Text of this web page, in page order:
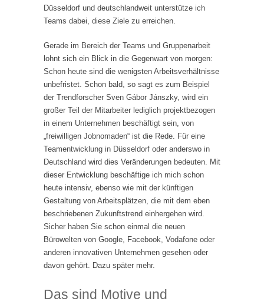
Düsseldorf und deutschlandweit unterstütze ich
Teams dabei, diese Ziele zu erreichen.
Gerade im Bereich der Teams und Gruppenarbeit
lohnt sich ein Blick in die Gegenwart von morgen:
Schon heute sind die wenigsten Arbeitsverhältnisse
unbefristet. Schon bald, so sagt es zum Beispiel
der Trendforscher Sven Gábor Jánszky, wird ein
großer Teil der Mitarbeiter lediglich projektbezogen
in einem Unternehmen beschäftigt sein, von
„freiwilligen Jobnomaden“ ist die Rede. Für eine
Teamentwicklung in Düsseldorf oder anderswo in
Deutschland wird dies Veränderungen bedeuten. Mit
dieser Entwicklung beschäftige ich mich schon
heute intensiv, ebenso wie mit der künftigen
Gestaltung von Arbeitsplätzen, die mit dem eben
beschriebenen Zukunftstrend einhergehen wird.
Sicher haben Sie schon einmal die neuen
Bürowelten von Google, Facebook, Vodafone oder
anderen innovativen Unternehmen gesehen oder
davon gehört. Dazu später mehr.
Das sind Motive und